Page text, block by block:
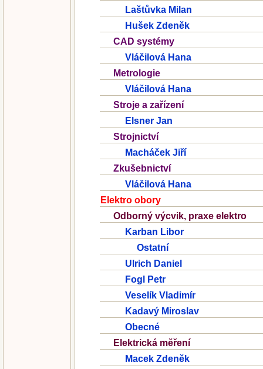
Laštůvka Milan
Hušek Zdeněk
CAD systémy
Vláčilová Hana
Metrologie
Vláčilová Hana
Stroje a zařízení
Elsner Jan
Strojnictví
Macháček Jiří
Zkušebnictví
Vláčilová Hana
Elektro obory
Odborný výcvik, praxe elektro
Karban Libor
Ostatní
Ulrich Daniel
Fogl Petr
Veselík Vladimír
Kadavý Miroslav
Obecné
Elektrická měření
Macek Zdeněk